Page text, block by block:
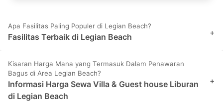
Apa Fasilitas Paling Populer di Legian Beach?
Fasilitas Terbaik di Legian Beach +
Kisaran Harga Mana yang Termasuk Dalam Penawaran
Bagus di Area Legian Beach?
Informasi Harga Sewa Villa & Guest house Liburan
di Legian Beach
+